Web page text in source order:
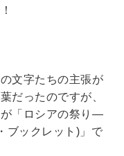
看護資格
運輸・船舶・通信
文字たちの主張が
だったのですが、
「ロシアの祭り―
ブックレット ) 」で